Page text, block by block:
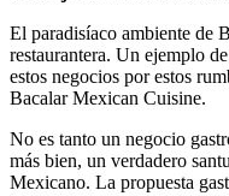
El paradisíaco ambiente de
restaurantera. Un ejemplo
estos negocios por estos
Bacalar Mexican Cuisine.
No es tanto un negocio
más bien, un verdadero
Mexicano. La propuesta